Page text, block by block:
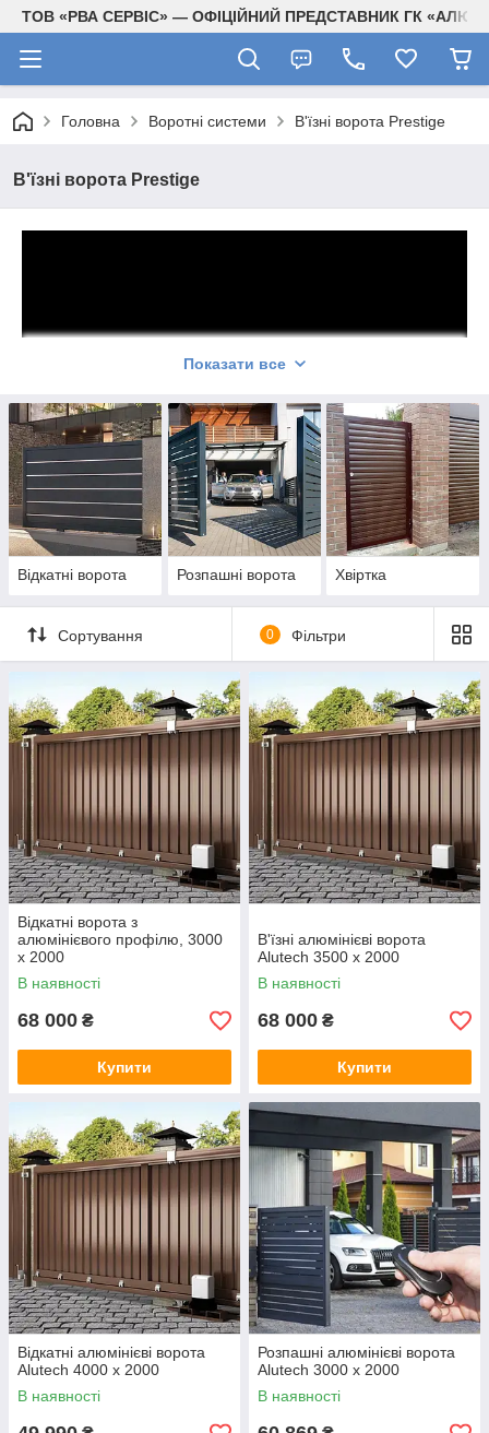
ТОВ «РВА СЕРВІС» — ОФІЦІЙНИЙ ПРЕДСТАВНИК ГК
Головна Воротні системи В'їзні ворота Prestige
В'їзні ворота Prestige
В'їзні воротаPrestigeвід ALUTECH – європейська якість,
простота і стиль в кожній деталі. Надійність і естетика в будь-
який час року і при будь-яких погодних умовах.
Переваги серії Prestige:
Рішення для будь-якого отвору
Різноманіття варіантів виконання
Простота збірки і установки
Естетичність і єдність стилю
Показати все
Відкатні ворота Розпашні ворота Хвіртка
Сортування 0 Фільтри
Відкатні ворота з
алюмінієвого профілю, 3000
x 2000
В наявності
68 000 ₴
Купити
В'їзні алюмінієві ворота
Alutech 3500 x 2000
В наявності
68 000 ₴
Купити
Відкатні алюмінієві ворота
Alutech 4000 x 2000
В наявності
Розпашні алюмінієві ворота
Alutech 3000 x 2000
В наявності